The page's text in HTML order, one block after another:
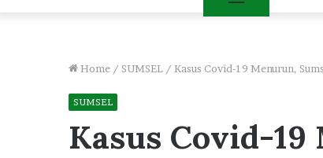
Home / SUMSEL / Kasus Covid-19 Menurun,
SUMSEL
Kasus Covid-